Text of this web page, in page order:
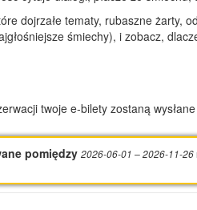
dojrzałe tematy, rubaszne
śmiechy), i zobacz,
twoje e‑bilety zostaną
pomiędzy 2026-06-01 – 2026-11-26